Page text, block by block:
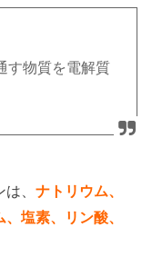
す物質を電解質
は、ナトリウム、
塩素、リン酸、